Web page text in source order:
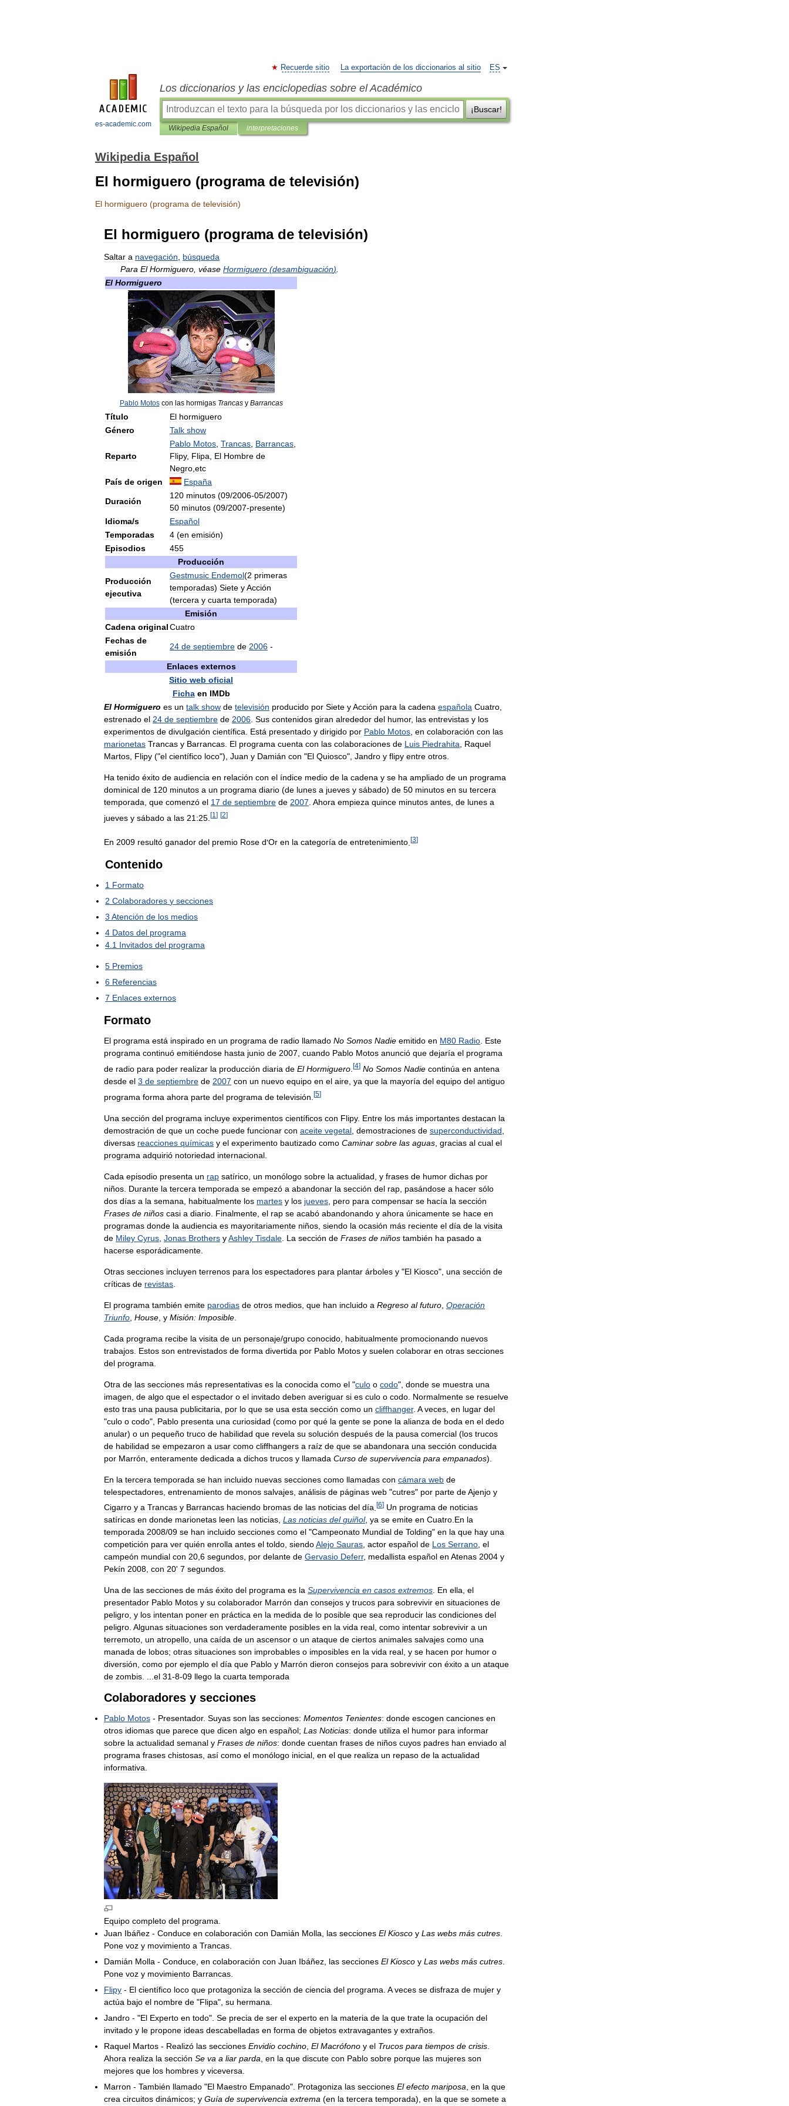
es-academic.com
ES
Recuerde sitio La exportación de los diccionarios al sitio
Los diccionarios y las enciclopedias sobre el Académico
¡Buscar!
Wikipedia Español interpretaciones
Wikipedia Español
El hormiguero (programa de televisión)
El hormiguero (programa de televisión)
El hormiguero (programa de televisión)
Saltar a navegación
búsqueda
Para El Hormiguero véase Hormiguero (desambiguación)
El Hormiguero
Pablo Motos con las hormigas Trancas y Barrancas
Título El hormiguero
Género
Talk show
Reparto
Pablo Motos Trancas Barrancas
Flipy, Flipa El Hombre de
Negro etc
País de origen España
Duración
120 minutos (09/2006-05/2007)
50 minutos (09/2007-presente)
Idioma/s
Español
Temporadas
4 (en emisión)
Episodios
455
Producción
Producción
ejecutiva
Gestmusic Endemol(2 primeras
temporadas) Siete yAcción
(tercera y cuarta temporada)
Emisión
Cadena originalCuatro
Fechas de
emisión
24 de septiembre de 2006 -
Enlaces externos
Sitio web oficial
Ficha en IMDb
El Hormiguero es un talk show de televisión producido por Siete yAcción para la cadena española Cuatro
estrenado el 24 de septiembre de 2006 Sus contenidos giran alrededor del humor, las entrevistas y los
experimentos de divulgación científica Está presentado y dirigido por Pablo Motos en colaboración con las
marionetas Trancas y Barrancas El programa cuenta con las colaboraciones de Luis Piedrahita
Raquel
Martos Flipy ("el científico loco"), Juan y Damián con "El Quiosco", Jandro y flipy entre otros
Ha tenido éxito de audiencia en relación con el índice medio de la cadena y se ha ampliado de un programa
dominical de 120 minutos a un programa diario (de lunes a jueves y sábado) de 50 minutos en su tercera
temporada que comenzó el 17 de septiembre de 2007 Ahora empieza quince minutos antes de lunes a
jueves y sábado a las 21:25 [1 ] [2]
En 2009 resultó ganador del premio Rose d'Or en la categoría de entretenimiento [3]
Contenido
1 Formato
2 Colaboradores y secciones
3 Atención de los medios
4 Datos del programa
4.1 Invitados del programa
5 Premios
6 Referencias
7 Enlaces externos
Formato
El programa está inspirado en un programa de radio llamado No Somos Nadie emitido en M80 Radio. Este
programa continuó emitiéndose hasta junio de 2007, cuando Pablo Motos anunció que dejaría el programa
de radio para poder realizar la producción diaria de El Hormiguero [4] No Somos Nadie continúa en antena
desde el 3 de septiembre de 2007 con un nuevo equipo en el aire ya que la mayoría del equipo del antiguo
programa forma ahora parte del programa de televisión [5]
Una sección del programa incluye experimentos científicos con Flipy. Entre los más importantes destacan la
demostración de que un coche puede funcionar con aceite vegetal demostraciones de superconductividad
diversas reacciones químicas y el experimento bautizado como Caminar sobre las aguas gracias al cual el
programa adquirió notoriedad internacional
Cada episodio presenta un rap satírico un monólogo sobre la actualidad y frases de humor dichas por
niños Durante la tercera temporada se empezó a abandonar la sección del rap pasándose a hacer sólo
dos días a la semana habitualmente los martes y los jueves pero para compensar se hacía la sección
Frases de niños casi a diario Finalmente el rap se acabó abandonando y ahora únicamente se hace en
programas donde la audiencia es mayoritariamente niños siendo la ocasión más reciente el día de la visita
de Miley Cyrus Jonas Brothers yAshley Tisdale La sección de Frases de niños también ha pasado a
hacerse esporádicamente
Otras secciones incluyen terrenos para los espectadores para plantar árboles y "El Kiosco", una sección de
críticas de revistas
El programa también emite parodias de otros medios que han incluido a Regreso al futuro Operación
Triunfo House y Misión: Imposible
Cada programa recibe la visita de un personaje/grupo conocido habitualmente promocionando nuevos
trabajos Estos son entrevistados de forma divertida por Pablo Motos y suelen colaborar en otras secciones
del programa
Otra de las secciones más representativas es la conocida como el "culo o codo", donde se muestra una
imagen de algo que el espectador o el invitado deben averiguar si es culo o codo Normalmente se resuelve
esto tras una pausa publicitaria por lo que se usa esta sección como un cliffhanger. A veces en lugar del
"culo o codo", Pablo presenta una curiosidad (como por qué la gente se pone la alianza de boda en el dedo
anular) o un pequeño truco de habilidad que revela su solución después de la pausa comercial (los trucos
de habilidad se empezaron a usar como cliffhangers a raíz de que se abandonara una sección conducida
por Marrón enteramente dedicada a dichos trucos y llamada Curso de supervivencia para empanados).
En la tercera temporada se han incluido nuevas secciones como llamadas con cámara web de
telespectadores entrenamiento de monos salvajes análisis de páginas web "cutres" por parte deAjenjo y
Cigarro y a Trancas y Barrancas haciendo bromas de las noticias del día [6] Un programa de noticias
satíricas en donde marionetas leen las noticias, Las noticias del guiñol, ya se emite en Cuatro.En la
temporada 2008/09 se han incluido secciones como el "Campeonato Mundial de Tolding" en la que hay una
competición para ver quién enrolla antes el toldo, siendoAlejo Sauras, actor español de Los Serrano, el
campeón mundial con 20,6 segundos, por delante de Gervasio Deferr, medallista español en Atenas 2004 y
Pekín 2008, con 20' 7 segundos.
Una de las secciones de más éxito del programa es la Supervivencia en casos extremos. En ella, el
presentador Pablo Motos y su colaborador Marrón dan consejos y trucos para sobrevivir en situaciones de
peligro, y los intentan poner en práctica en la medida de lo posible que sea reproducir las condiciones del
peligro. Algunas situaciones son verdaderamente posibles en la vida real, como intentar sobrevivir a un
terremoto, un atropello, una caída de un ascensor o un ataque de ciertos animales salvajes como una
manada de lobos; otras situaciones son improbables o imposibles en la vida real, y se hacen por humor o
diversión, como por ejemplo el día que Pablo y Marrón dieron consejos para sobrevivir con éxito a un ataque
de zombis. ...el 31-8-09 llego la cuarta temporada
Colaboradores y secciones
Pablo Motos - Presentador. Suyas son las secciones: Momentos Tenientes: donde escogen canciones en
otros idiomas que parece que dicen algo en español; Las Noticias: donde utiliza el humor para informar
sobre la actualidad semanal y Frases de niños: donde cuentan frases de niños cuyos padres han enviado al
programa frases chistosas, así como el monólogo inicial, en el que realiza un repaso de la actualidad
informativa.
Equipo completo del programa
Juan Ibáñez - Conduce en colaboración con Damián Molla las secciones El Kiosco y Las webs más cutres
Pone voz y movimiento a Trancas
Damián Molla - Conduce en colaboración con Juan Ibáñez las secciones El Kiosco y Las webs más cutres
Pone voz y movimiento Barrancas
Flipy - El científico loco que protagoniza la sección de ciencia del programa A veces se disfraza de mujer y
actúa bajo el nombre de "Flipa", su hermana
Jandro - "El Experto en todo". Se precia de ser el experto en la materia de la que trate la ocupación del
invitado y le propone ideas descabelladas en forma de objetos extravagantes y extraños
Raquel Martos - Realizó las secciones Envidio cochino El Macrófono y el Trucos para tiempos de crisis
Ahora realiza la sección Se va a liar parda en la que discute con Pablo sobre porque las mujeres son
mejores que los hombres y viceversa
Marron - También llamado "El Maestro Empanado". Protagoniza las secciones El efecto mariposa en la que
crea circuitos dinámicos; y Guía de supervivencia extrema (en la tercera temporada), en la que se somete a